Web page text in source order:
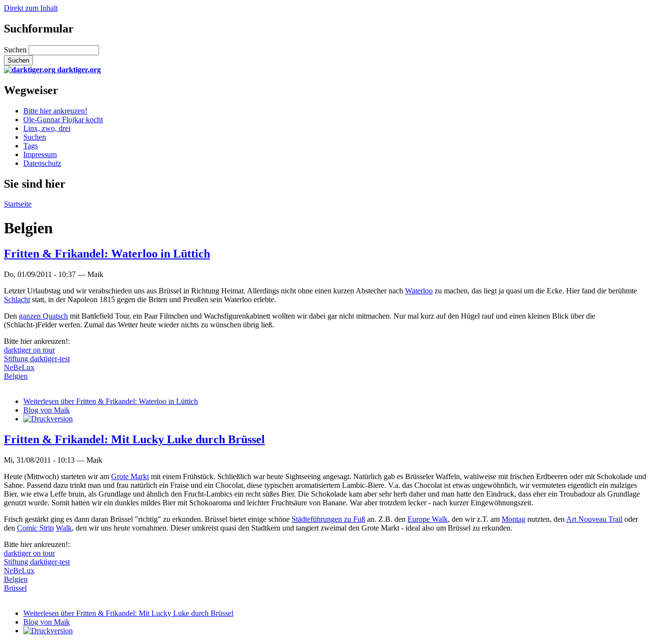
Direkt zum Inhalt
Suchformular
Suchen
darktiger.org
Wegweiser
Bitte hier ankreuzen!
Ole-Gunnar Flojkar kocht
Linx, zwo, drei
Suchen
Tags
Impressum
Datenschutz
Sie sind hier
Startseite
Belgien
Fritten & Frikandel: Waterloo in Lüttich
Do, 01/09/2011 - 10:37 — Maik
Letzter Urlaubstag und wir verabschieden uns aus Brüssel in Richtung Heimat. Allerdings nicht ohne einen kurzen Abstecher nach Waterloo zu machen, das liegt ja quasi um die Ecke. Hier fand die berühmte
Schlacht statt, in der Napoleon 1815 gegen die Briten und Preußen sein Waterloo erlebte.
Den ganzen Quatsch mit Battlefield Tour, ein Paar Filmchen und Wachsfigurenkabinett wollten wir dabei gar nicht mitmachen. Nur mal kurz auf den Hügel rauf und einen kleinen Blick über die
(Schlacht-)Felder werfen. Zumal das Wetter heute wieder nichts zu wünschen übrig ließ.
Bitte hier ankreuzen!:
darktiger on tour
Stiftung darktiger-test
NeBeLux
Belgien
Weiterlesen über Fritten & Frikandel: Waterloo in Lüttich
Blog von Maik
Fritten & Frikandel: Mit Lucky Luke durch Brüssel
Mi, 31/08/2011 - 10:13 — Maik
Heute (Mittwoch) starteten wir am Grote Markt mit einem Frühstück. Schließlich war heute Sightseeing angesagt. Natürlich gab es Brüsseler Waffeln, wahlweise mit frischen Erdbeeren oder mit Schokolade und
Sahne. Passend dazu trinkt man und frau natürlich ein Fraise und ein Chocolat, diese typischen aromatisiertem Lambic-Biere. V.a. das Chocolat ist etwas ungewöhnlich, wir vermuteten eigentlich ein malziges
Bier, wie etwa Leffe bruin, als Grundlage und ähnlich den Frucht-Lambics ein recht süßes Bier. Die Schokolade kam aber sehr herb daher und man hatte den Eindruck, dass eher ein Troubadour als Grundlage
genutzt wurde. Somit hatten wir ein dunkles mildes Bier mit Schokoaroma und leichter Fruchtsäure von Banane. War aber trotzdem lecker - nach kurzer Eingewöhnungszeit.
Frisch gestärkt ging es dann daran Brüssel "richtig" zu erkunden. Brüssel bietet einige schöne Städteführungen zu Fuß an. Z.B. den Europe Walk, den wir z.T. am Montag nutzten, den Art Nouveau Trail oder
den Comic Strip Walk, den wir uns heute vornahmen. Dieser umkreist quasi den Stadtkern und tangiert zweimal den Grote Markt - ideal also um Brüssel zu erkunden.
Bitte hier ankreuzen!:
darktiger on tour
Stiftung darktiger-test
NeBeLux
Belgien
Brüssel
Weiterlesen über Fritten & Frikandel: Mit Lucky Luke durch Brüssel
Blog von Maik